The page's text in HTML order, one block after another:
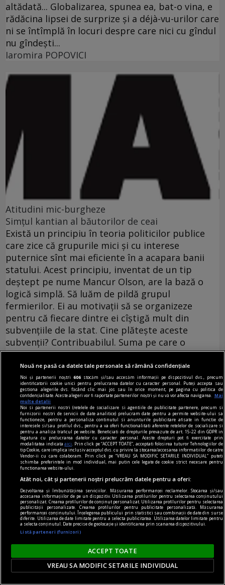
altădată... Globalizarea, spunea ea, bat-o vina, e
rădăcina lipsei de surprize şi a déjà-vu-urilor care
ni se întîmplă în locuri despre care nici cu gîndul
nu gîndeşti...
Iaromira POPOVICI
Atitudini mic-burgheze
Simţul kantian al băutorilor de ceai
Există un principiu în teoria politicilor publice
care zice că grupurile mici şi cu interese
puternice sînt mai eficiente în a acapara banii
statului. Acest principiu, inventat de un tip
deştept pe nume Mancur Olson, are la bază o
logică simplă. Să luăm de pildă grupul
fermierilor. Ei au motivaţii să se organizeze
pentru că fiecare dintre ei cîştigă mult din
subvenţiile de la stat. Cine plăteşte aceste
subvenţii? Contribuabilul. Suma pe care o
plăteşte fiecare contribuabil către fermieri nu
este
Cristian GHINEA
bazar
Şcoală pentru soţi - depăşită
Pe la mijlocul anilor ’90, cînd au început să circule
mai asiduu primele romane pentru femei –, care
de fapt nu erau romane, ci sfaturi practice „puse
Nouă ne pasă ca datele tale personale să rămână confidențiale
Noi și partenerii noștri606 stocăm și/sau accesăm informații pe dispozitivul dvs., precum
identificatorii cookie unici pentru prelucrarea datelor cu caracter personal. Puteți accepta sau
gestiona alegerile dvs. făcând clic mai jos sau în orice moment, pe pagina cu politica de
confidențialitate. Aceste alegeri vor fi raportate partenerilor noștri și nu vă vor afecta navigarea.
Mai
multe detalii
Noi si partenerii nostri (retelele de socializare si agentiile de publicitate partenere, precum si
furnizorii nostri de servicii de date analitice) prelucram date pentru a permite website-ului sa
functioneze, pentru a personaliza continutul si anunturile publicitare afisate in functie de
interesele si/sau profilul dvs., pentru a va oferi functionalitati aferente retelelor de socializare si
pentru a analiza traficul pe website. Beneficiati de drepturile prevazute de art. 15-22 din GDPR in
legatura cu prelucrarea datelor cu caracter personal. Aceste drepturi pot fi exercitate prin
modalitatea indicataaici
. Prin click pe “ACCEPT TOATE”, acceptati folosirea tuturor Tehnologiilor de
tip Cookie, care implica inclusiv acceptul dvs. cu privire la stocarea/accesarea informatiilor de catre
Vendor-ii cu care colaboram. Prin click pe “VREAU SA MODIFIC SETARILE INDIVIDUAL” puteti
schimba preferintele in mod individual, mai putin cele legate de cookie strict necesare pentru
functionarea website-ului.
Atât noi, cât și partenerii noștri prelucrăm datele pentru a oferi:
Dezvoltarea și îmbunătățirea serviciilor. Măsurarea performanței reclamelor. Stocarea și/sau
accesarea informațiilor de pe un dispozitiv. Utilizarea profilurilor pentru selectarea conținutului
personalizat. Crearea profilurilor de conținut personalizat. Utilizarea profilurilor pentru selectarea
publicității personalizate. Crearea profilurilor pentru publicitate personalizată. Măsurarea
performanței conținutului. Înțelegerea publicului prin statistici sau combinații de date din surse
diferite. Utilizarea de date limitate pentru a selecta publicitatea. Utilizarea datelor limitate pentru
a selecta conținutul. Date precise de geolocație și identificarea prin scanarea dispozitivului.
Listă parteneri (furnizori)
ACCEPT TOATE
VREAU SA MODIFIC SETARILE INDIVIDUAL